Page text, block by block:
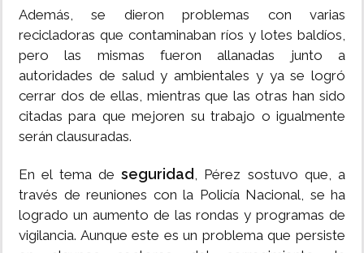
Además, se dieron problemas con varias
recicladoras que contaminaban ríos y lotes baldíos,
pero las mismas fueron allanadas junto a
autoridades de salud y ambientales y ya se logró
cerrar dos de ellas, mientras que las otras han sido
citadas para que mejoren su trabajo o igualmente
serán clausuradas.
En el tema de seguridad , Pérez sostuvo que, a
través de reuniones con la Policía Nacional, se ha
logrado un aumento de las rondas y programas de
vigilancia. Aunque este es un problema que persiste